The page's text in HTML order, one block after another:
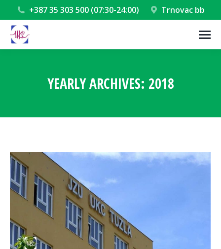
+387 35 303 500 (07:30-24:00) Trnovac bb
YEARLY ARCHIVES: 2018